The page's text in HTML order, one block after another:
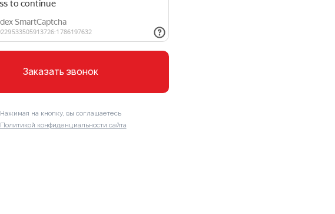
Заказать звонок
Нажимая на кнопку, вы соглашаетесь
Политикой конфиденциальности сайта